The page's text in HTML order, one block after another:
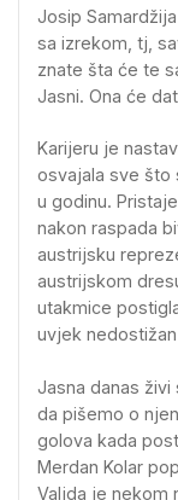
Josip
sa izrekom, tj,
znate šta će te
Jasni. Ona će
Karijeru je
osvajala sve što
u godinu.
nakon raspada
austrijsku
austrijskom
utakmice
uvjek
Jasna danas živi
da pišemo o
golova kada
Merdan Kolar
Valjda je nekom